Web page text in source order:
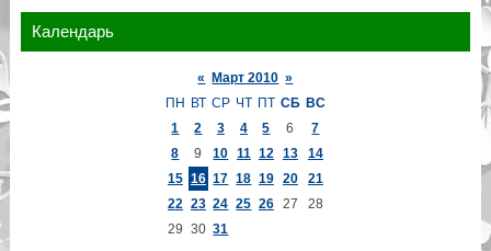
Календарь
« Март 2010 »
ПН ВТ СР ЧТ ПТ СБ ВС
1
2 3 4 5 6
7
8
9 10 11 12 13
14
15 16 17 18 19 20
21
22 23 24 25 26 27
28
29 30 31